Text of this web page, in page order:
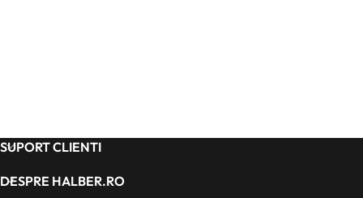
SUPORT CLIENTI
DESPRE HALBER.RO